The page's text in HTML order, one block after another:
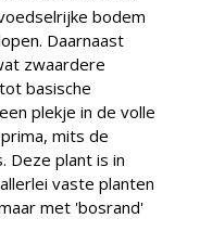
bodem
Daarnaast
zwaardere
basische
plekje in de volle
mits de
Deze plant is in
vaste planten
met 'bosrand'